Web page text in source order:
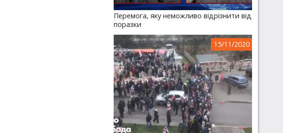
Перемога, яку неможливо відрізнити від
поразки
15/11/2020